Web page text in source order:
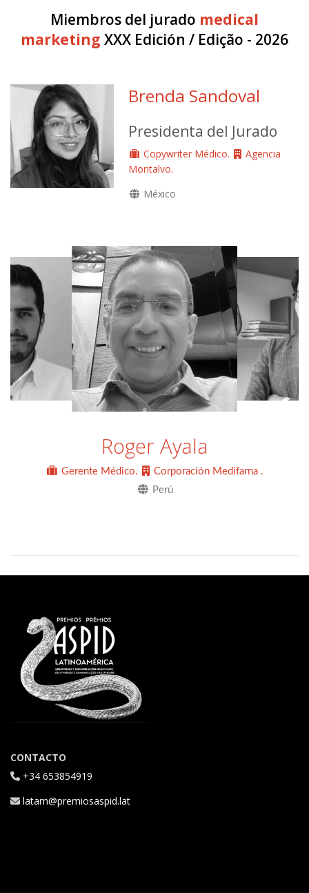
Miembros del jurado medical
marketing XXX Edición / Edição - 2026
Brenda Sandoval
Presidenta del Jurado
Copywriter Médico.
Agencia
Montalvo.
México
Roger Ayala
Gerente Médico.
Corporación Medifarna .
Perú
CONTACTO
+34 653854919
latam@premiosaspid.lat